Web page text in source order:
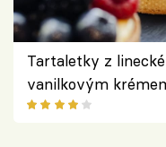
Tartaletky z
vanilkovým
ovocem podle